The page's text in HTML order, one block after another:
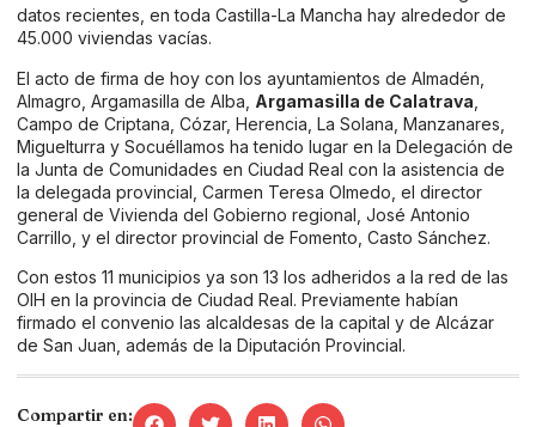
datos recientes, en toda Castilla-La Mancha hay alrededor de
45.000 viviendas vacías.
El acto de firma de hoy con los ayuntamientos de Almadén,
Almagro, Argamasilla de Alba, Argamasilla de Calatrava
Campo de Criptana, Cózar, Herencia, La Solana, Manzanares,
Miguelturra y Socuéllamos ha tenido lugar en la Delegación de
la Junta de Comunidades en Ciudad Real con la asistencia de
la delegada provincial, Carmen Teresa Olmedo, el director
general de Vivienda del Gobierno regional, José Antonio
Carrillo, y el director provincial de Fomento, Casto Sánchez.
Con estos 11 municipios ya son 13 los adheridos a la red de las
OIH en la provincia de Ciudad Real. Previamente habían
firmado el convenio las alcaldesas de la capital y de Alcázar
de San Juan, además de la Diputación Provincial.
Compartir en: